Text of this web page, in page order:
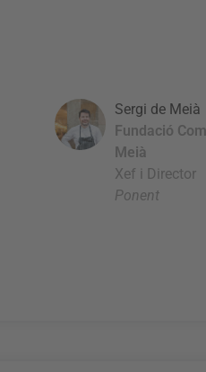
Sergi de Meià
Fundació
Meià
Xef i Director
Ponent